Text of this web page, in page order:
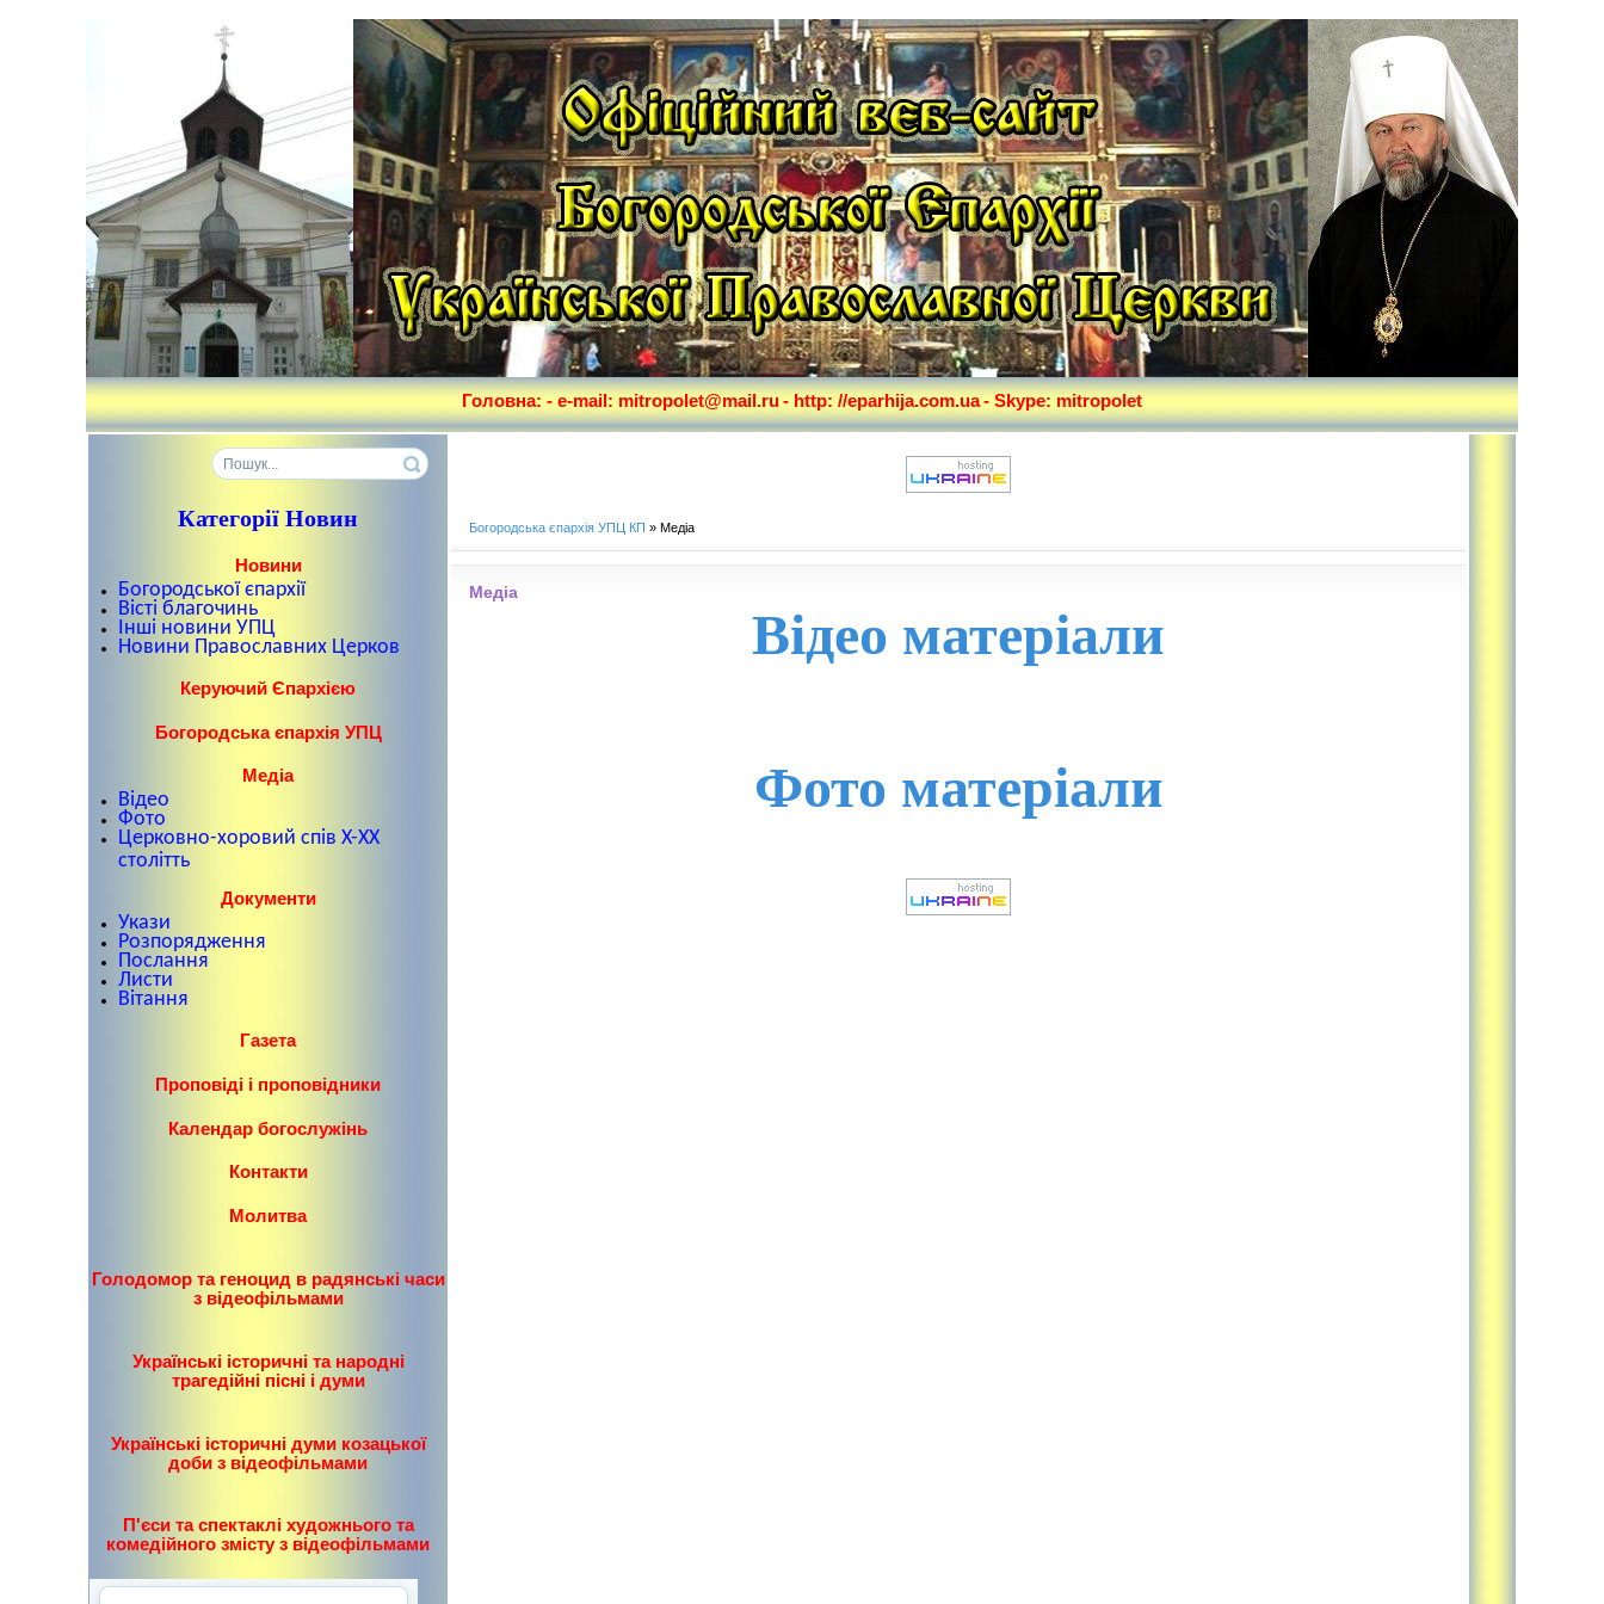
Головна: - e-mail: mitropolet@mail.ru- http: //eparhija.com.ua- Skype: mitropolet
Категорії Новин
Новини
Богородської єпархії
Вісті благочинь
Інші новини УПЦ
Новини Православних Церков
Керуючий Єпархією
Богородська єпархія УПЦ
Медіа
Відео
Фото
Церковно-хоровий спів X-XX
столітть
Документи
Укази
Розпорядження
Послання
Листи
Вітання
Газета
Проповіді і проповідники
Календар богослужінь
Контакти
Молитва
Голодомор та геноцид в радянські часи
з відеофільмами
Українські історичні та народні
трагедійні пісні і думи
Українські історичні думи козацької
доби з відеофільмами
П'єси та спектаклі художнього та
комедійного змісту з відеофільмами
Богородська єпархія УПЦ КП » Медіа
Медіа
Відео матеріали
Фото матеріали